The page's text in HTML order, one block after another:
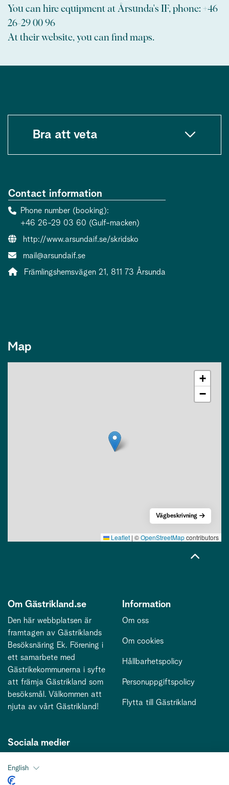
You can hire equipment at Årsunda's IF, phone: +46
26-29 00 96
At their website, you can find maps.
Bra att veta
Contact information
Phone number (booking)
+46 26-29 03 60 (Gulf-macken)
Website:
http://www.arsundaif.se/skridsko
Contact person email:
mail@arsundaif.se
Address:
Främlingshemsvägen 21, 811 73 Årsunda
Map
+
−
Leaflet | ©OpenStreetMapcontributors
Vägbeskrivning
Om Gästrikland.se
Den här webbplatsen är
framtagen av Gästriklands
Besöksnäring Ek. Förening i
ett samarbete med
Gästrikekommunerna i syfte
att främja Gästrikland som
besöksmål. Välkommen att
njuta av vårt Gästrikland!
Information
Om oss
Om cookies
Hållbarhetspolicy
Personuppgiftspolicy
Flytta till Gästrikland
Sociala medier
English